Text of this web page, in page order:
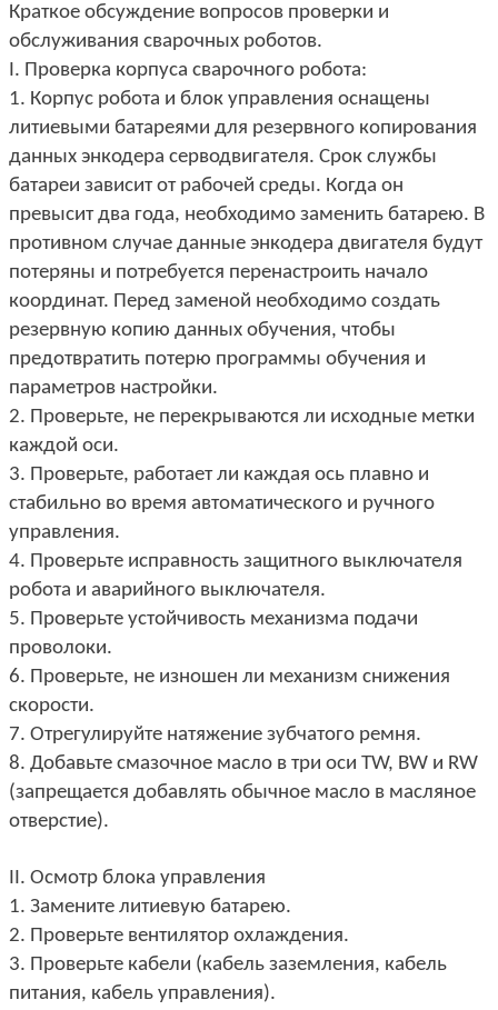
Краткое обсуждение вопросов проверки и
обслуживания сварочных роботов.
I. Проверка корпуса сварочного робота:
1. Корпус робота и блок управления оснащены
литиевыми батареями для резервного копирования
данных энкодера серводвигателя. Срок службы
батареи зависит от рабочей среды. Когда он
превысит два года, необходимо заменить батарею. В
противном случае данные энкодера двигателя будут
потеряны и потребуется перенастроить начало
координат. Перед заменой необходимо создать
резервную копию данных обучения, чтобы
предотвратить потерю программы обучения и
параметров настройки.
2. Проверьте, не перекрываются ли исходные метки
каждой оси.
3. Проверьте, работает ли каждая ось плавно и
стабильно во время автоматического и ручного
управления.
4. Проверьте исправность защитного выключателя
робота и аварийного выключателя.
5. Проверьте устойчивость механизма подачи
проволоки.
6. Проверьте, не изношен ли механизм снижения
скорости.
7. Отрегулируйте натяжение зубчатого ремня.
8. Добавьте смазочное масло в три оси TW, BW и RW
(запрещается добавлять обычное масло в масляное
отверстие).
II. Осмотр блока управления
1. Замените литиевую батарею.
2. Проверьте вентилятор охлаждения.
3. Проверьте кабели (кабель заземления, кабель
питания, кабель управления).